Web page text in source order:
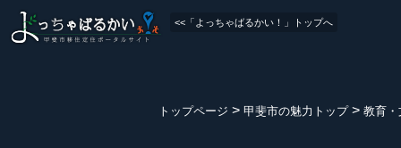
<<「よっちゃばるかい！」トップへ
トップページ > 甲斐市の魅力トップ> 教育・